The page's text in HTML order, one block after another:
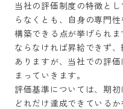
当社の評価制度の特徴と
らなくとも、自身の専門
構築できる点が挙げられ
ならなければ昇給できず
ありますが、当社での評
まっていきます。
評価基準については、期
どれだけ達成できている